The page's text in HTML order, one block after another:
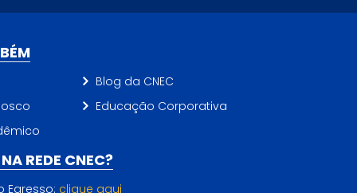
Blog da CNEC
Educação Corporativa
REDE CNEC?
Egresso: clique aqui